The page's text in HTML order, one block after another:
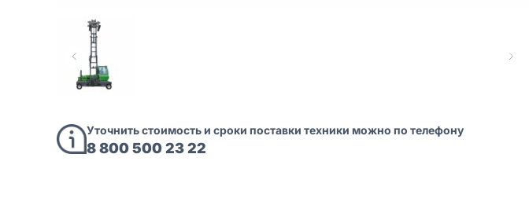
Уточнить стоимость и сроки поставки техники можно по телефону
8 800 500 23 22